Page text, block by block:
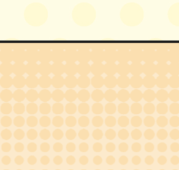
体験できる職種